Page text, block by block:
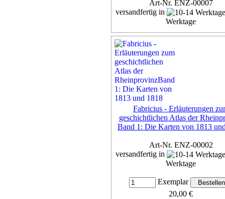
Art-Nr. ENZ-00007
versandfertig in
Werktage
30,00 €
inkl. 7% MwSt,
Details...
Fabricius - Erläuterungen
geschichtlichen Atlas der
Band 1: Die Karten von 1813
Art-Nr. ENZ-00002
versandfertig in
Werktage
Exemplar
20,00 €